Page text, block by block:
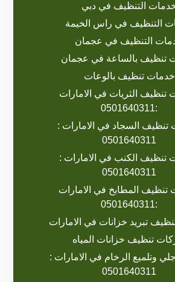
التنظيف في دبي
التنظيف في راس الخيمة
التنظيف في عجمان
تنظيف بالساعة في عجمان
خدمات تنظيف بالوعات
تنظيف الثريات في الامارات
:0501640311
السجاد في الامارات :
0501640311
تنظيف الكنب في الامارات :
0501640311
المطابخ في الامارات
:0501640311
تبريد خزانات في الامارات
تنظيف خزانات المياه
وتلميع الرخام في الامارات :
0501640311